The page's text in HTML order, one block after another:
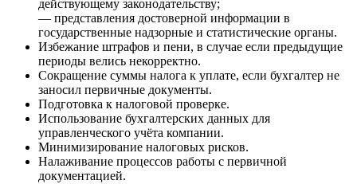
действующему законодательству;
— представления достоверной информации в
государственные надзорные и статистические органы.
Избежание штрафов и пени, в случае если предыдущие
периоды велись некорректно.
Сокращение суммы налога к уплате, если бухгалтер не
заносил первичные документы.
Подготовка к налоговой проверке.
Использование бухгалтерских данных для
управленческого учёта компании.
Минимизирование налоговых рисков.
Налаживание процессов работы с первичной
документацией.